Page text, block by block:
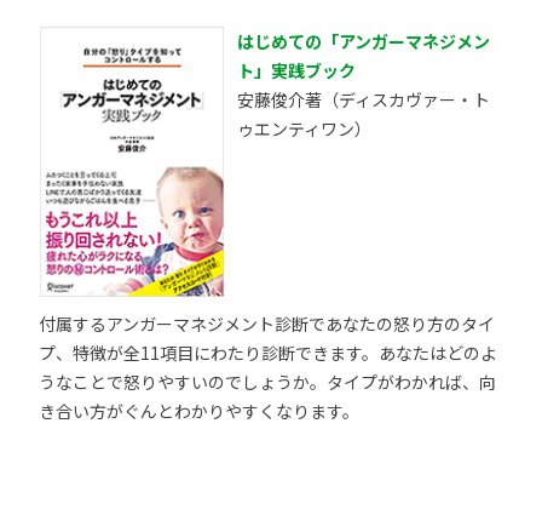
はじめての「アンガーマネジメン
ト」実践ブック
安藤俊介著（ディスカヴァー・ト
ゥエンティワン）
付属するアンガーマネジメント診断であなたの怒り方のタイ
プ、特徴が全11項目にわたり診断できます。あなたはどのよ
うなことで怒りやすいのでしょうか。タイプがわかれば、向
き合い方がぐんとわかりやすくなります。